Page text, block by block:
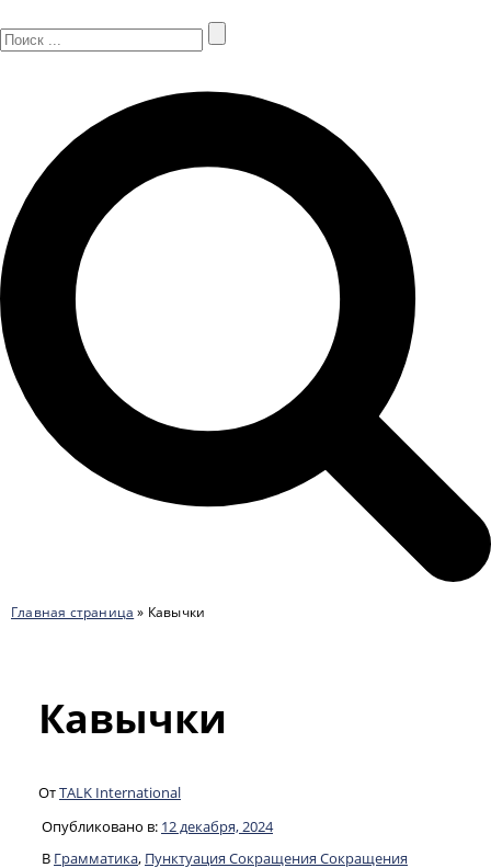
Главная страница » Кавычки
Кавычки
ОтTALK International
Опубликовано в: 12 декабря, 2024
В Грамматика, Пунктуация Сокращения Сокращения